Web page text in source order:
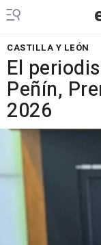
CASTILLA Y LEÓN
El
Peñín,
2026